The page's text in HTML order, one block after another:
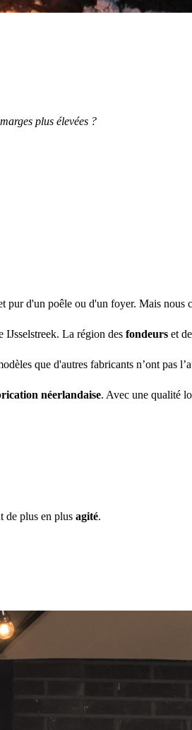
plus élevées ?
d'un poêle ou d'un foyer. Mais nous
IJsselstreek. La région des fondeurs et
que d'autres fabricants n’ont pas
néerlandaise. Avec une qualité
de plus en plus agité.